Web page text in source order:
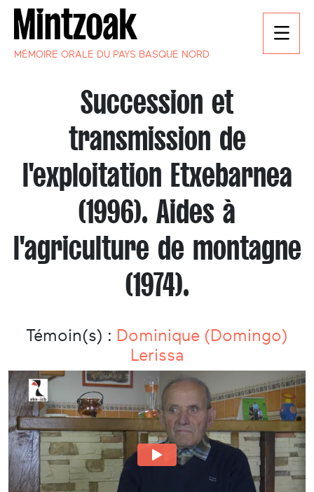
MÉMOIRE ORALE DU PAYS BASQUE NORD
Succession et
transmission de
l'exploitation Etxebarnea
(1996). Aides à
l'agriculture de montagne
(1974).
Témoin(s) : Dominique (Domingo)
Lerissa